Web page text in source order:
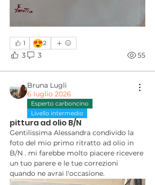
1 😍2
3 3 55
Bruna Lugli
6 luglio 2026
Esperto carboncino
Livello intermedio
pittura ad olio B/N
Gentilissima Alessandra condivido la
foto del mio primo ritratto ad olio in
B/N . mi farebbe molto piacere ricevere
un tuo parere e le tue correzioni
quando ne avrai l'occasione.